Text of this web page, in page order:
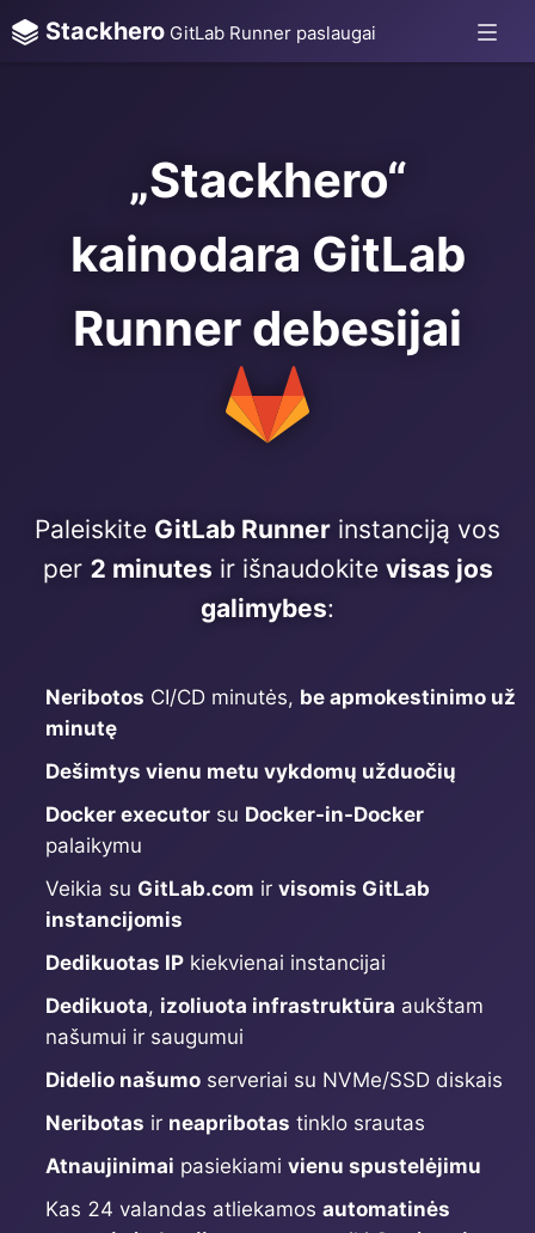
Stackhero GitLab Runner paslaugai
ChatWoot
Code-Hero
Directus
Docker
Elasticsearch
GitLab Runner
Grafana
Graylog
„Stackhero“
kainodara GitLab
Runner debesijai
Paleiskite GitLab Runner instanciją vos
per 2 minutes ir išnaudokite visas jos
galimybes:
Neribotos CI/CD minutės, be apmokestinimo už
minutę
Dešimtys vienu metu vykdomų užduočių
Docker executor su Docker-in-Docker
palaikymu
Veikia su GitLab.com ir visomis GitLab
instancijomis
Dedikuotas IP kiekvienai instancijai
Dedikuota, izoliuota infrastruktūra aukštam
našumui ir saugumui
Didelio našumo serveriai su NVMe/SSD diskais
Neribotas ir neapribotas tinklo srautas
Atnaujinimai pasiekiami vienu spustelėjimu
Kas 24 valandas atliekamos automatinės